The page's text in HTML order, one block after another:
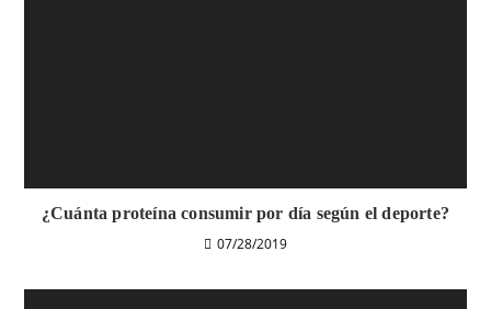
¿Cuánta proteína consumir por día según el deporte?
07/28/2019